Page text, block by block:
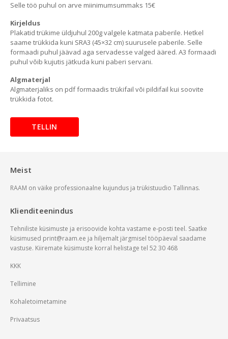
Selle töö puhul on arve miinimumsummaks 15€
Kirjeldus
Plakatid trükime üldjuhul 200g valgele katmata paberile. Hetkel
saame trükkida kuni SRA3 (45×32 cm) suurusele paberile. Selle
formaadi puhul jäävad aga servadesse valged ääred. A3 formaadi
puhul võib kujutis jätkuda kuni paberi servani.
Algmaterjal
Algmaterjaliks on pdf formaadis trükifail või pildifail kui soovite
trükkida fotot.
TELLIN
Meist
RAAM on väike professionaalne kujundus ja trükistuudio Tallinnas.
Klienditeenindus
Tehniliste küsimuste ja erisoovide kohta vastame e-posti teel. Saatke
küsimused print@raam.ee ja hiljemalt järgmisel tööpäeval saadame
vastuse. Kiiremate küsimuste korral helistage tel 52 30 468
KKK
Tellimine
Kohaletoimetamine
Privaatsus